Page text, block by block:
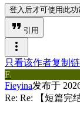
登入后才可使用此功
format_quote 引用
more_vert
只看该作者复制
Fi
Fieyina发布于
Re: Re: 【短篇完